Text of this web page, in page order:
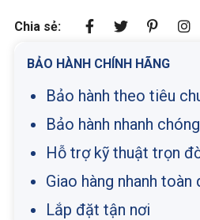
Chia sẻ:
BẢO HÀNH CHÍNH HÃNG
Bảo hành theo tiêu
Bảo hành nhanh
Hỗ trợ kỹ thuật trọn
Giao hàng nhanh toàn
Lắp đặt tận nơi